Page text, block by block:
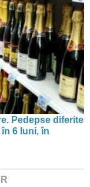
Pedepse diferite
6 luni, în